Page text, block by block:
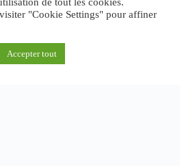
"Cookie Settings" pour affiner
Accepter tout